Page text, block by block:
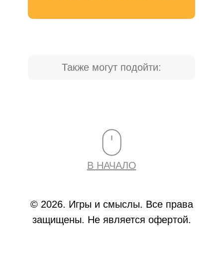
Также могут подойти:
В НАЧАЛО
© 2026. Игры и смыслы. Все права
защищены. Не является офертой.